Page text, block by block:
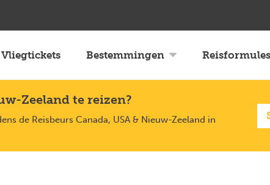
Vliegtickets Bestemmingen Reisformules
Zeeland te reizen?
de Reisbeurs Canada, USA & Nieuw-Zeeland in